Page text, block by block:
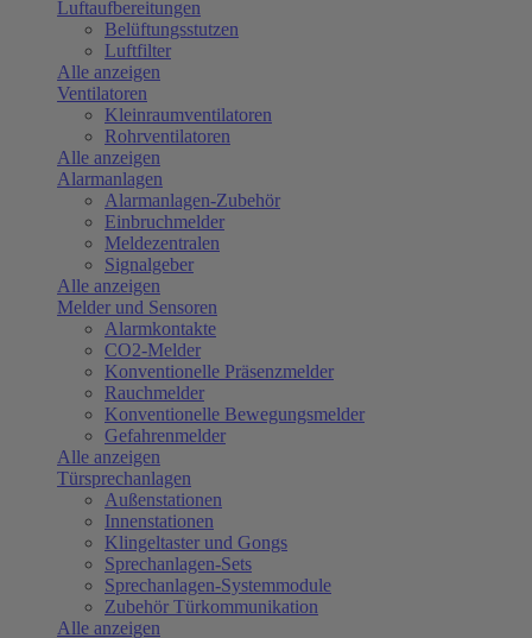
Luftaufbereitungen
Belüftungsstutzen
Luftfilter
Alle anzeigen
Ventilatoren
Kleinraumventilatoren
Rohrventilatoren
Alle anzeigen
Alarmanlagen
Alarmanlagen-Zubehör
Einbruchmelder
Meldezentralen
Signalgeber
Alle anzeigen
Melder und Sensoren
Alarmkontakte
CO2-Melder
Konventionelle Präsenzmelder
Rauchmelder
Konventionelle Bewegungsmelder
Gefahrenmelder
Alle anzeigen
Türsprechanlagen
Außenstationen
Innenstationen
Klingeltaster und Gongs
Sprechanlagen-Sets
Sprechanlagen-Systemmodule
Zubehör Türkommunikation
Alle anzeigen